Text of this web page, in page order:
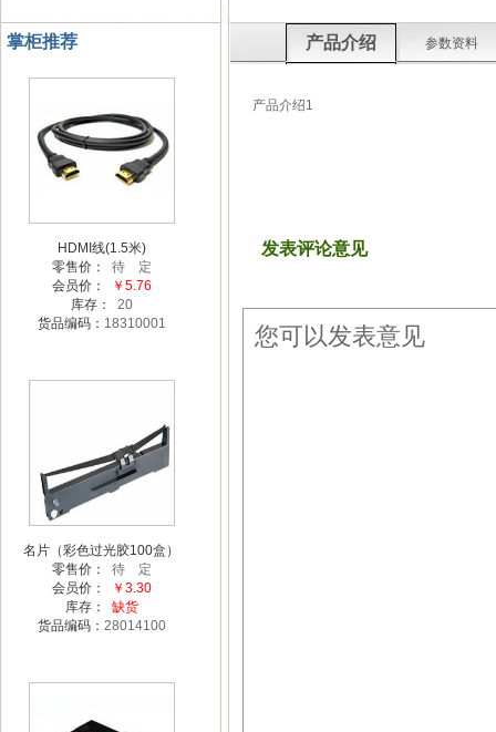
掌柜推荐
HDMI线(1.5米)
零售价： 待 定
会员价：
￥5.76
库存： 20
货品编码： 18310001
名片（彩色过光胶100盒）
零售价： 待 定
会员价：
￥3.30
库存： 缺货
货品编码： 28014100
产品介绍 参数资料
产品介绍1
发表评论意见